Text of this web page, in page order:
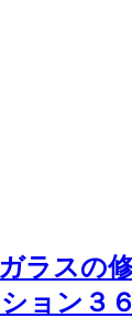
ラスの
ョン３